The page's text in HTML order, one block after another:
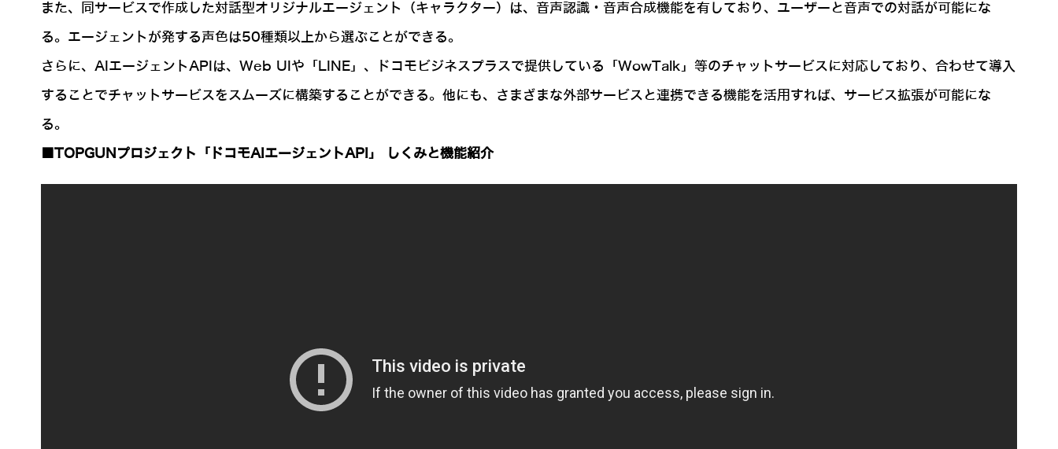
また、同サービスで作成した対話型オリジナルエージェント（キャラクター）は、音声認識・音声合成機能を有しており、ユーザーと音声での対話が可能にな
る。エージェントが発する声色は50種類以上から選ぶことができる。
さらに、AIエージェントAPIは、Web UIや「LINE」、ドコモビジネスプラスで提供している「WowTalk」等のチャットサービスに対応しており、合わせて導入
することでチャットサービスをスムーズに構築することができる。他にも、さまざまな外部サービスと連携できる機能を活用すれば、サービス拡張が可能にな
る。
■TOPGUNプロジェクト「ドコモAIエージェントAPI」 しくみと機能紹介